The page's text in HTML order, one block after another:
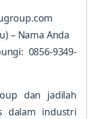
– Nama Anda
0856-9349-
dan jadilah
dalam industri